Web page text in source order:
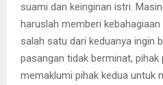
suami dan keinginan istri.
haruslah memberi
salah satu dari keduanya ingin
pasangan tidak berminat,
memaklumi pihak kedua untuk